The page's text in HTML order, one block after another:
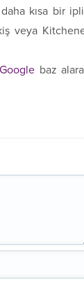
daha kısa bir
veya
Google baz